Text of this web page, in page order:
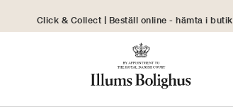
Click & Collect | Beställ online - hämta i
30 dagars returrätt